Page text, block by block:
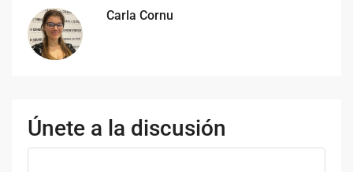
Carla Cornu
Únete a la discusión